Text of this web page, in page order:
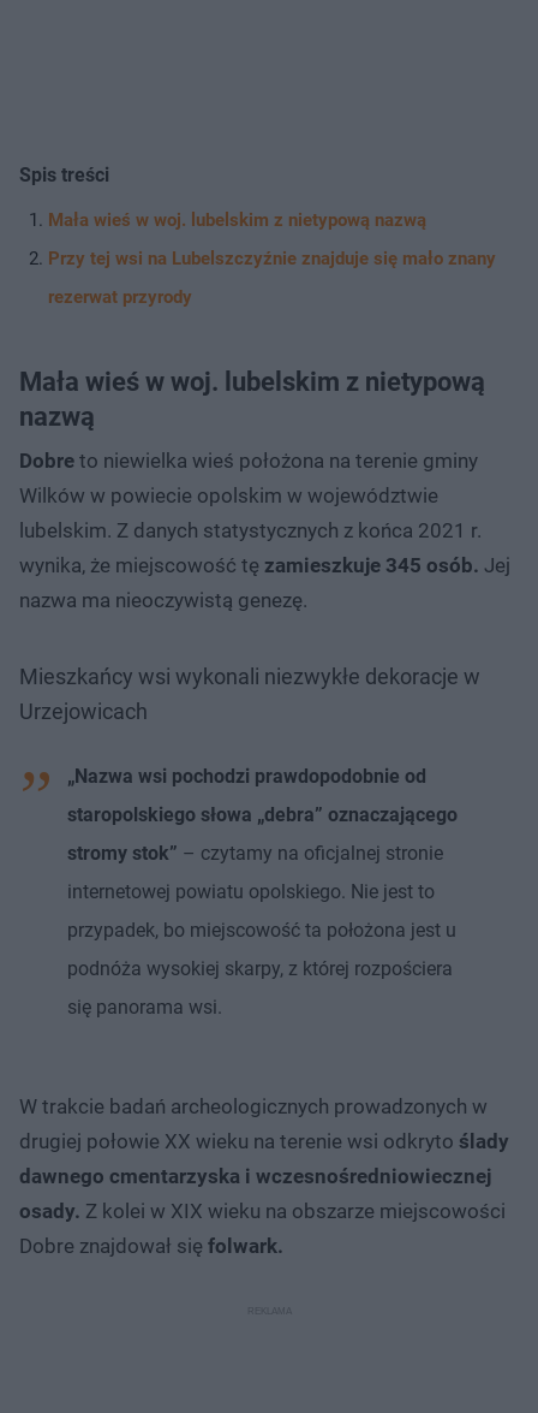
Spis treści
Mała wieś w woj. lubelskim z nietypową nazwą
Przy tej wsi na Lubelszczyźnie znajduje się mało znany
rezerwat przyrody
Mała wieś w woj. lubelskim z nietypową
nazwą
Dobre to niewielka wieś położona na terenie gminy
Wilków w powiecie opolskim w województwie
lubelskim. Z danych statystycznych z końca 2021 r.
wynika, że miejscowość tę zamieszkuje 345 osób. Jej
nazwa ma nieoczywistą genezę.
Mieszkańcy wsi wykonali niezwykłe dekoracje w
Urzejowicach
„Nazwa wsi pochodzi prawdopodobnie od
staropolskiego słowa „debra” oznaczającego
stromy stok” – czytamy na oficjalnej stronie
internetowej powiatu opolskiego. Nie jest to
przypadek, bo miejscowość ta położona jest u
podnóża wysokiej skarpy, z której rozpościera
się panorama wsi.
W trakcie badań archeologicznych prowadzonych w
drugiej połowie XX wieku na terenie wsi odkryto ślady
dawnego cmentarzyska i wczesnośredniowiecznej
osady. Z kolei w XIX wieku na obszarze miejscowości
Dobre znajdował się folwark.